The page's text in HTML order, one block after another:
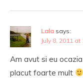
Lala says:
July 8, 2011 at
Am avut si eu
placut foarte mult